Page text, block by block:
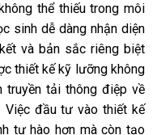
thể thiếu trong môi
sinh dễ dàng nhận diện
và bản sắc riêng biệt
thiết kế kỹ lưỡng không
tải thông điệp về
Việc đầu tư vào thiết kế
tự hào hơn mà còn tạo